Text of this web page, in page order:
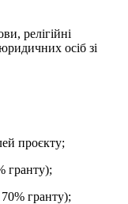
релігійні
юридичних осіб зі
проєкту;
гранту);
70% гранту);